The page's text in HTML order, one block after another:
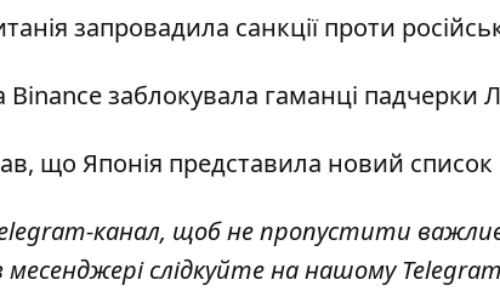
запровадила санкції проти
Binanceзаблокувала гаманці падчерки
що Японія представила новий список
канал, щоб не пропустити
слідкуйте на нашому